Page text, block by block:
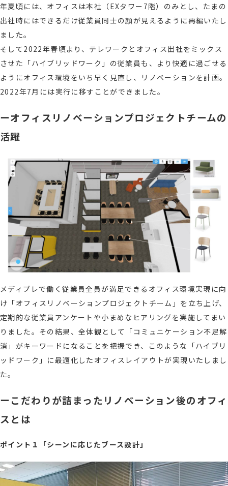
年夏頃には、オフィスは本社（EXタワー7階）のみとし、たまの
出社時にはできるだけ従業員同士の顔が見えるように再編いたし
ました。
そして2022年春頃より、テレワークとオフィス出社をミックス
させた「ハイブリッドワーク」の従業員も、より快適に過ごせる
ようにオフィス環境をいち早く見直し、リノベーションを計画。
2022年7月には実行に移すことができました。
ーオフィスリノベーションプロジェクトチームの
活躍
メディプレで働く従業員全員が満足できるオフィス環境実現に向
け「オフィスリノベーションプロジェクトチーム」を立ち上げ、
定期的な従業員アンケートや小まめなヒアリングを実施してまい
りました。その結果、全体観として「コミュニケーション不足解
消」がキーワードになることを把握でき、このような「ハイブリ
ッドワーク」に最適化したオフィスレイアウトが実現いたしまし
た。
ーこだわりが詰まったリノベーション後のオフィ
スとは
ポイント１「シーンに応じたブース設計」